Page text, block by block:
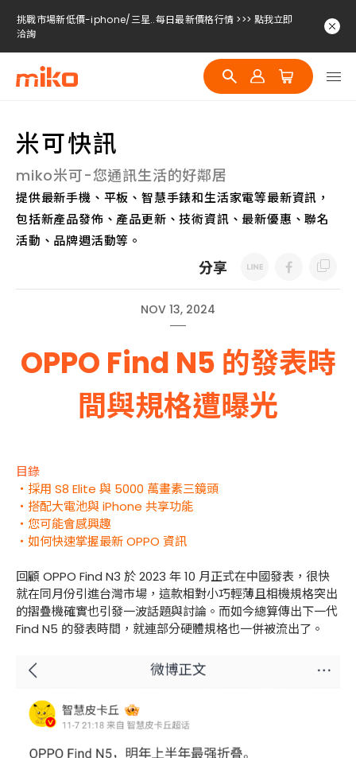
挑戰市場新低價-iphone/三星..每日最新價格行情 >>> 點我立即
洽詢
挑戰市場新低價-iphone/三星..每日最新價格行情 >>> 點我立即
洽詢
挑戰市場新低價-iphone/三星..每日最新價格行情 >>> 點我立即
米可快訊
miko米可-您通訊生活的好鄰居
提供最新手機、平板、智慧手錶和生活家電等最新資訊，
包括新產品發佈、產品更新、技術資訊、最新優惠、聯名
活動、品牌週活動等。
分享
NOV 13, 2024
OPPO Find N5 的發表時
間與規格遭曝光
目錄
・採用 S8 Elite 與 5000 萬畫素三鏡頭
・搭配大電池與 iPhone 共享功能
・您可能會感興趣
・如何快速掌握最新 OPPO 資訊
回顧 OPPO Find N3 於 2023 年 10 月正式在中國發表，很快
就在同月份引進台灣市場，這款相對小巧輕薄且相機規格突出
的摺疊機確實也引發一波話題與討論。而如今總算傳出下一代
Find N5 的發表時間，就連部分硬體規格也一併被流出了。